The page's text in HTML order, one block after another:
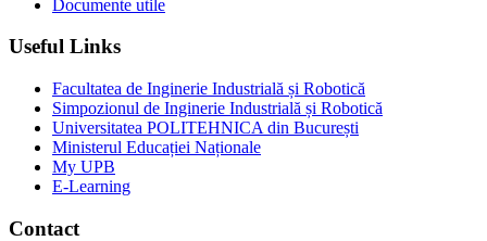
Documente utile
Useful Links
Facultatea de Inginerie Industrială și Robotică
Simpozionul de Inginerie Industrială și Robotică
Universitatea POLITEHNICA din București
Ministerul Educației Naționale
My UPB
E-Learning
Contact